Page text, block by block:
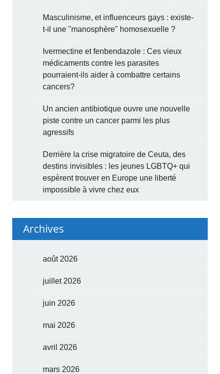
Masculinisme, et influenceurs gays : existe-
t-il une "manosphère" homosexuelle ?
Ivermectine et fenbendazole : Ces vieux
médicaments contre les parasites
pourraient-ils aider à combattre certains
cancers?
Un ancien antibiotique ouvre une nouvelle
piste contre un cancer parmi les plus
agressifs
Derrière la crise migratoire de Ceuta, des
destins invisibles : les jeunes LGBTQ+ qui
espèrent trouver en Europe une liberté
impossible à vivre chez eux
Archives
août 2026
juillet 2026
juin 2026
mai 2026
avril 2026
mars 2026